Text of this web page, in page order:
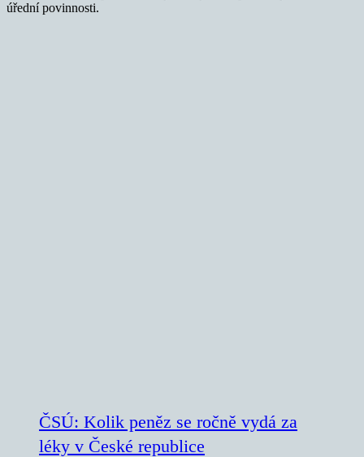
úřední povinnosti.
ČSÚ: Kolik peněz se ročně vydá za
léky v České republice